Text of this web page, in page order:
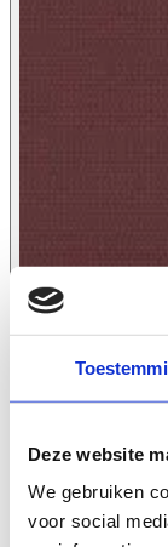
Deze website
We gebruiken
voor social
7037.11